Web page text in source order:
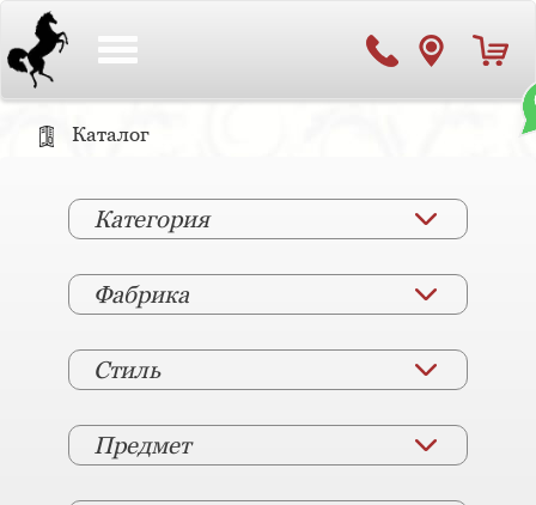
Каталог
Категория
Фабрика
Стиль
Предмет